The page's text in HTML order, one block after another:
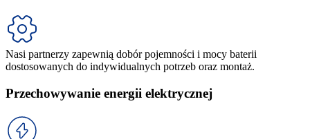
Nasi partnerzy zapewnią dobór pojemności i mocy baterii
dostosowanych do indywidualnych potrzeb oraz montaż.
Przechowywanie energii elektrycznej